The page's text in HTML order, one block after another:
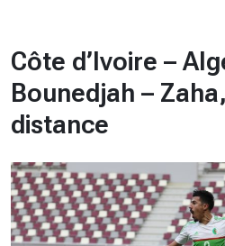
Côte d’Ivoire –
Bounedjah –
distance